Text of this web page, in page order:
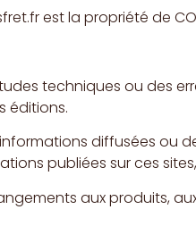
est la propriété de
techniques ou des
éditions.
diffusées
publiées sur ces
aux produits,